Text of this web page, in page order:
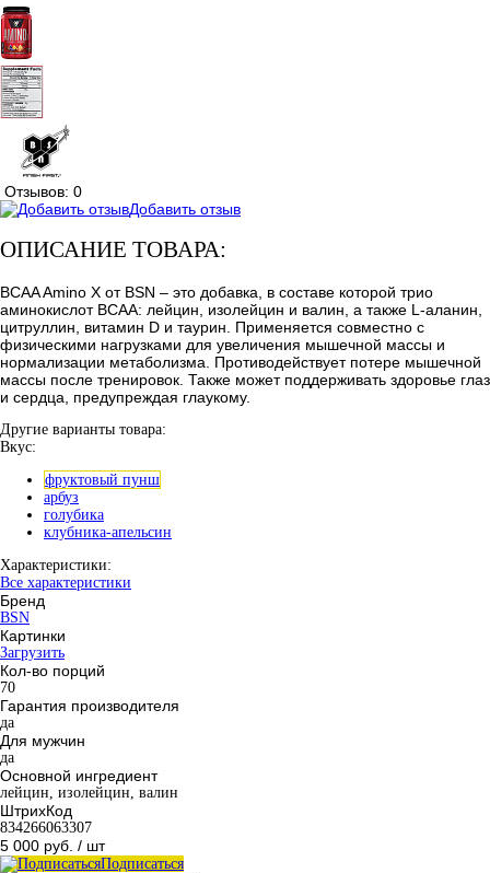
Отзывов: 0
Добавить отзыв
ОПИСАНИЕ ТОВАРА:
BCAA Amino X от BSN – это добавка, в составе которой трио
аминокислот ВСАА: лейцин, изолейцин и валин, а также L-аланин,
цитруллин, витамин D и таурин. Применяется совместно с
физическими нагрузками для увеличения мышечной массы и
нормализации метаболизма. Противодействует потере мышечной
массы после тренировок. Также может поддерживать здоровье глаз
и сердца, предупреждая глаукому.
Другие варианты товара:
Вкус:
фруктовый пунш
арбуз
голубика
клубника-апельсин
Характеристики:
Все характеристики
Бренд
BSN
Картинки
Загрузить
Кол-во порций
70
Гарантия производителя
да
Для мужчин
да
Основной ингредиент
лейцин, изолейцин, валин
ШтрихКод
834266063307
5 000 руб. / шт
Подписаться